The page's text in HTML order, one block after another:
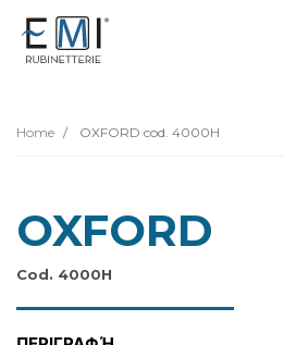
Home OXFORD cod. 4000H
OXFORD
Cod. 4000H